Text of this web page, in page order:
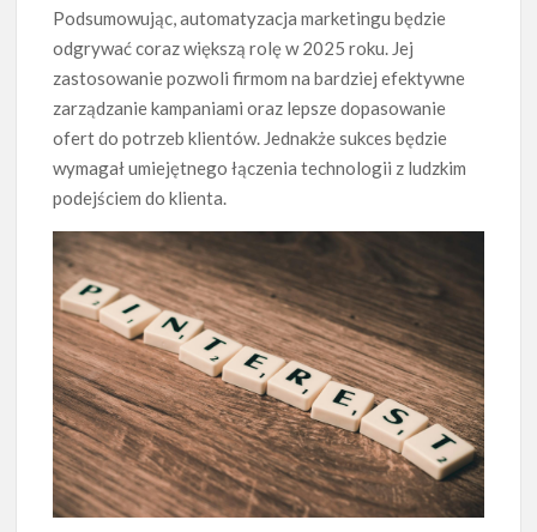
Podsumowując, automatyzacja marketingu będzie
odgrywać coraz większą rolę w 2025 roku. Jej
zastosowanie pozwoli firmom na bardziej efektywne
zarządzanie kampaniami oraz lepsze dopasowanie
ofert do potrzeb klientów. Jednakże sukces będzie
wymagał umiejętnego łączenia technologii z ludzkim
podejściem do klienta.